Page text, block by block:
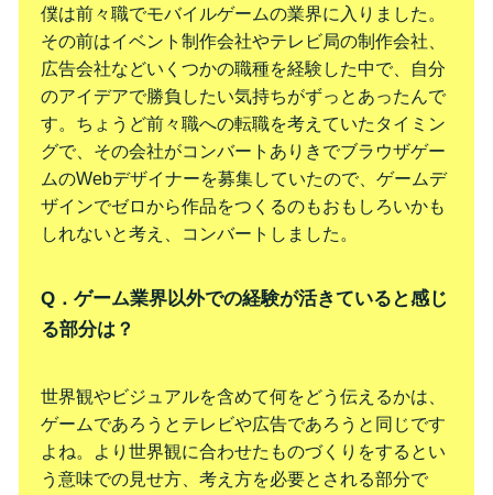
僕は前々職でモバイルゲームの業界に入りました。
その前はイベント制作会社やテレビ局の制作会社、
広告会社などいくつかの職種を経験した中で、自分
のアイデアで勝負したい気持ちがずっとあったんで
す。ちょうど前々職への転職を考えていたタイミン
グで、その会社がコンバートありきでブラウザゲー
ムのWebデザイナーを募集していたので、ゲームデ
ザインでゼロから作品をつくるのもおもしろいかも
しれないと考え、コンバートしました。
Q．ゲーム業界以外での経験が活きていると感じ
る部分は？
世界観やビジュアルを含めて何をどう伝えるかは、
ゲームであろうとテレビや広告であろうと同じです
よね。より世界観に合わせたものづくりをするとい
う意味での見せ方、考え方を必要とされる部分で